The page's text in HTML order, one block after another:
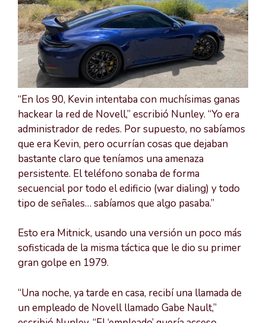
“En los 90, Kevin intentaba con muchísimas ganas
hackear la red de Novell,” escribió Nunley. “Yo era
administrador de redes. Por supuesto, no sabíamos
que era Kevin, pero ocurrían cosas que dejaban
bastante claro que teníamos una amenaza
persistente. El teléfono sonaba de forma
secuencial por todo el edificio (war dialing) y todo
tipo de señales… sabíamos que algo pasaba.”
Esto era Mitnick, usando una versión un poco más
sofisticada de la misma táctica que le dio su primer
gran golpe en 1979.
“Una noche, ya tarde en casa, recibí una llamada de
un empleado de Novell llamado Gabe Nault,”